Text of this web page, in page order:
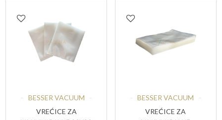
BESSER VACUUM
VREĆICE ZA
BESSER VACUUM
VREĆICE ZA